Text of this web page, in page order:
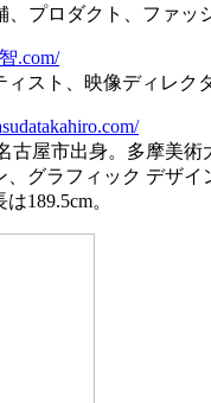
プロダクト、ファッ
.com/
ィスト、映像ディレ
古屋市出身。多摩美
、グラフィック デザ
189.5cm。